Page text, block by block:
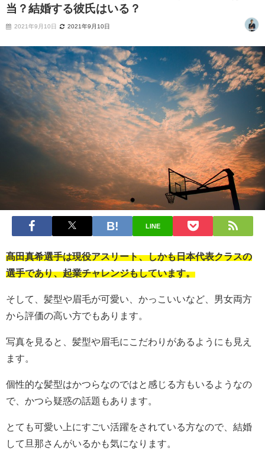
当？結婚する彼氏はいる？
2021年9月10日 2021年9月10日
LINE
髙田真希選手は現役アスリート、しかも日本代表クラスの
選手であり、起業チャレンジもしています。
そして、髪型や眉毛が可愛い、かっこいいなど、男女両方
から評価の高い方でもあります。
写真を見ると、髪型や眉毛にこだわりがあるようにも見え
ます。
個性的な髪型はかつらなのではと感じる方もいるようなの
で、かつら疑惑の話題もあります。
とても可愛い上にすごい活躍をされている方なので、結婚
して旦那さんがいるかも気になります。